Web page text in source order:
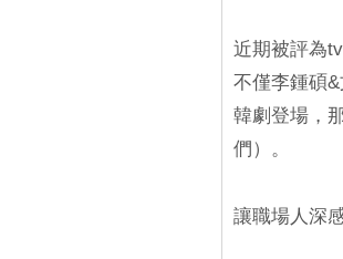
近期被評為
不僅李鍾碩
韓劇登場，
們）。
讓職場人深